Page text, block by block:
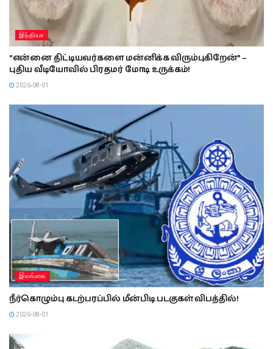
இந்தியா
“என்னை திட்டியவர்களை மன்னிக்க விரும்புகிறேன்” –
புதிய வீடியோவில் பிரதமர் மோடி உருக்கம்!
2026-08-01
இலங்கை
நீர்கொழும்பு கடற்பரப்பில் மீன்பிடி படகுகள் விபத்தில்!
2026-08-01